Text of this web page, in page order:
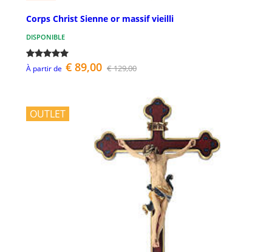
Corps Christ Sienne or massif vieilli
DISPONIBLE
À partir de € 89,00 € 129,00
OUTLET